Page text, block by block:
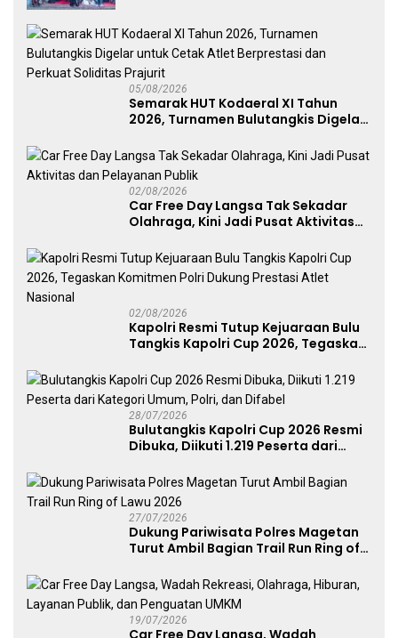
05/08/2026
Semarak HUT Kodaeral XI Tahun
2026, Turnamen Bulutangkis Digelar
Perkuat Soliditas Prajurit
02/08/2026
Car Free Day Langsa Tak Sekadar
Olahraga, Kini Jadi Pusat Aktivitas
02/08/2026
Kapolri Resmi Tutup Kejuaraan Bulu
Tangkis Kapolri Cup 2026, Tegaskan
Atlet Nasional
28/07/2026
Bulutangkis Kapolri Cup 2026 Resmi
Dibuka, Diikuti 1.219 Peserta dari
27/07/2026
Dukung Pariwisata Polres Magetan
Turut Ambil Bagian Trail Run Ring of
19/07/2026